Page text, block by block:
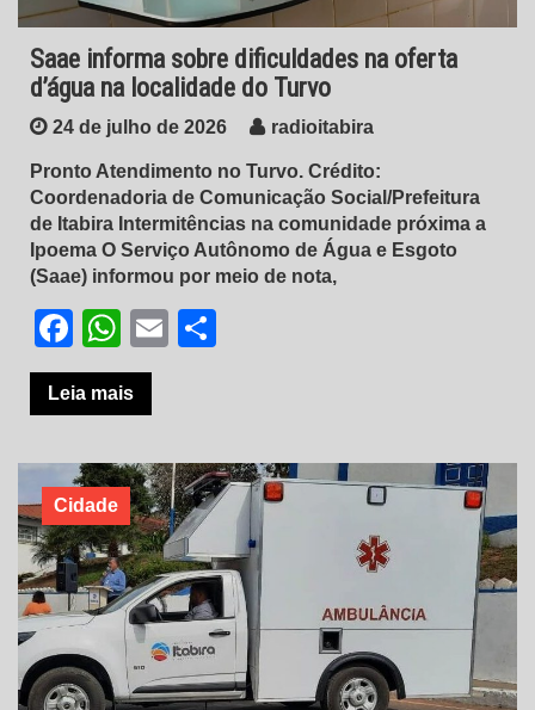
Saae informa sobre dificuldades na oferta
d’água na localidade do Turvo
24 de julho de 2026 radioitabira
Pronto Atendimento no Turvo. Crédito:
Coordenadoria de Comunicação Social/Prefeitura
de Itabira Intermitências na comunidade próxima a
Ipoema O Serviço Autônomo de Água e Esgoto
(Saae) informou por meio de nota,
Facebook
WhatsApp
Email
Leia mais
Cidade